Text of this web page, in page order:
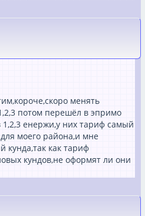
менять
потом перешёл в эпримо
1,2,3 енержи,у них тариф самый
моего района,и мне
кунда,так как тариф
кундов,не оформят ли они